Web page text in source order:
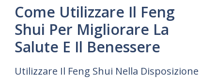
Come Utilizzare Il Feng
Shui Per Migliorare La
Salute E Il Benessere
Utilizzare Il Feng Shui Nella Disposizione